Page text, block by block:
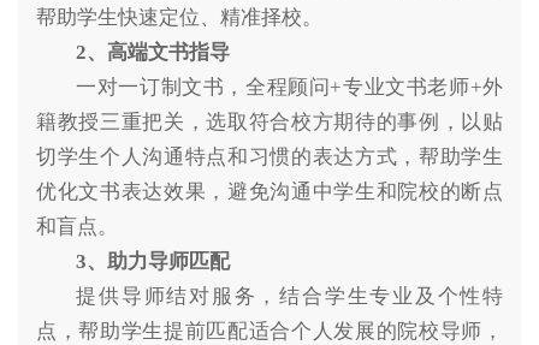
帮助学生快速定位、精准择校。
2、高端文书指导
一对一订制文书，全程顾问+专业文书老师+外
籍教授三重把关，选取符合校方期待的事例，以贴
切学生个人沟通特点和习惯的表达方式，帮助学生
优化文书表达效果，避免沟通中学生和院校的断点
和盲点。
3、助力导师匹配
提供导师结对服务，结合学生专业及个性特
点，帮助学生提前匹配适合个人发展的院校导师，